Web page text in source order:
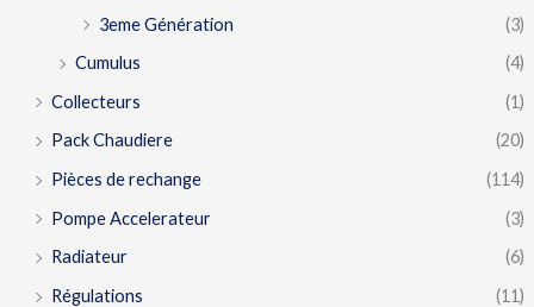
3eme Génération
(3)
Cumulus
(4)
Collecteurs
(1)
Pack Chaudiere
(20)
Pièces de rechange
(114)
Pompe Accelerateur
(3)
Radiateur
(6)
Régulations
(11)